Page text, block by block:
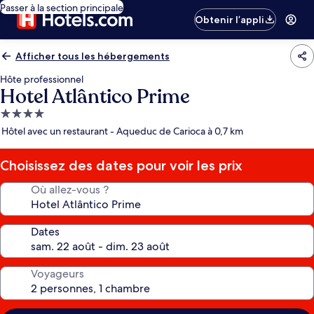
Passer à la section principale
Obtenir l’appli
Afficher tous les hébergements
Hôte professionnel
Hotel Atlântico Prime
Hébergement
4.0 étoiles
Hôtel avec un restaurant - Aqueduc de Carioca à 0,7 km
Choisissez des dates pour voir les prix
Où allez-vous ?
Dates
Voyageurs